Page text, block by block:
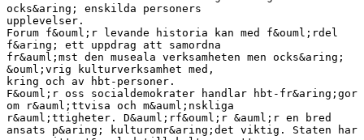
ocks&aring; enskilda personers
upplevelser.
Forum f&ouml;r levande historia kan med f&ouml;rdel
f&aring; ett uppdrag att samordna
fr&auml;mst den museala verksamheten men ocks&aring;
&ouml;vrig kulturverksamhet med,
kring och av hbt-personer.
F&ouml;r oss socialdemokrater handlar hbt-fr&aring;gor
om r&auml;ttvisa och m&auml;nskliga
r&auml;ttigheter. D&auml;rf&ouml;r &auml;r en bred
ansats p&aring; kulturomr&aring;det viktig. Staten har